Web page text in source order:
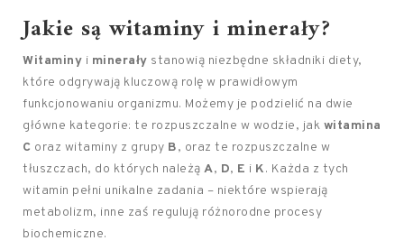
Jakie są witaminy i minerały?
Witaminy i minerały stanowią niezbędne składniki diety,
które odgrywają kluczową rolę w prawidłowym
funkcjonowaniu organizmu. Możemy je podzielić na dwie
główne kategorie: te rozpuszczalne w wodzie, jak witamina
C oraz witaminy z grupy B, oraz te rozpuszczalne w
tłuszczach, do których należą A, D, E i K. Każda z tych
witamin pełni unikalne zadania – niektóre wspierają
metabolizm, inne zaś regulują różnorodne procesy
biochemiczne.